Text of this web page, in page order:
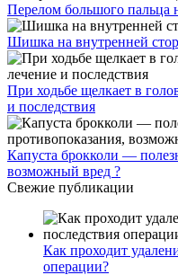
Перелом большого пальца
Шишка на внутренней
При ходьбе щелкает в
и последствия
Капуста брокколи —
возможный вред ?
Свежие публикации
Как проходит
операции?